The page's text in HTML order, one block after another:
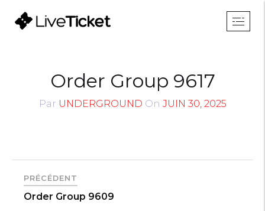
Order Group 9617
Par UNDERGROUND On JUIN 30, 2025
PRÉCÉDENT
Order Group 9609